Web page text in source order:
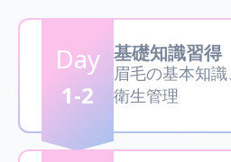
Day
1-2
基礎知識習得
眉毛の基本知識
衛生管理